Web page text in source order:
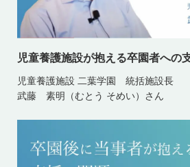
児童養護施設が抱える卒園者への
児童養護施設 二葉学園 統括施設長
武藤 素明（むとう そめい）さん